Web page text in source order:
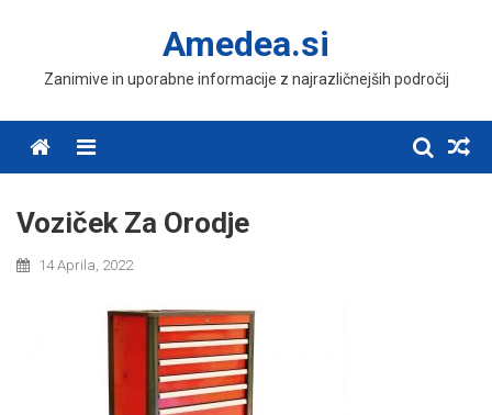
Amedea.si
Zanimive in uporabne informacije z najrazličnejših področij
Menu
Voziček Za Orodje
14 Aprila, 2022